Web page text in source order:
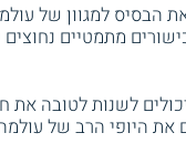
הבסיס למגוון של
כישורים מתמטיים
לשנות לטובה
את היופי הרב של